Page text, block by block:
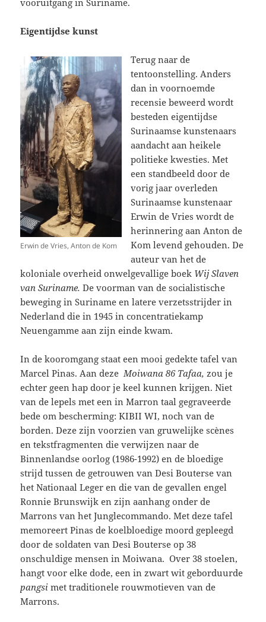
Eigentijdse kunst
Erwin de Vries, Anton de Kom
Terug naar de
tentoonstelling. Anders
dan in voornoemde
recensie beweerd wordt
besteden eigentijdse
Surinaamse kunstenaars
aandacht aan heikele
politieke kwesties. Met
een standbeeld door de
vorig jaar overleden
Surinaamse kunstenaar
Erwin de Vries wordt de
herinnering aan Anton de
Kom levend gehouden. De
auteur van het de
koloniale overheid onwelgevallige boek Wij Slaven
van Suriname.De voorman van de socialistische
beweging in Suriname en latere verzetsstrijder in
Nederland die in 1945 in concentratiekamp
Neuengamme aan zijn einde kwam.
In de kooromgang staat een mooi gedekte tafel van
Marcel Pinas. Aan deze Moiwana 86 Tafaa,zou je
echter geen hap door je keel kunnen krijgen. Niet
van de lepels met een in Marron taal gegraveerde
bede om bescherming: KIBII WI, noch van de
borden. Deze zijn voorzien van gruwelijke scènes
en tekstfragmenten die verwijzen naar de
Binnenlandse oorlog (1986-1992) en de bloedige
strijd tussen de getrouwen van Desi Bouterse van
het Nationaal Leger en die van de gevallen engel
Ronnie Brunswijk en zijn aanhang onder de
Marrons van het Junglecommando. Met deze tafel
memoreert Pinas de koelbloedige moord gepleegd
door de soldaten van Desi Bouterse op 38
onschuldige mensen in Moiwana. Over 38 stoelen,
hangt voor elke dode, een in zwart wit geborduurde
pangsimet traditionele rouwmotieven van de
Marrons.